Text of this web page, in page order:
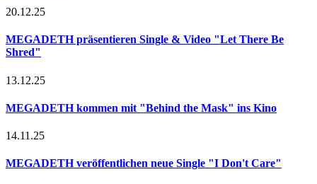
20.12.25
MEGADETH präsentieren Single & Video "Let There Be
Shred"
13.12.25
MEGADETH kommen mit "Behind the Mask" ins Kino
14.11.25
MEGADETH veröffentlichen neue Single "I Don't Care"